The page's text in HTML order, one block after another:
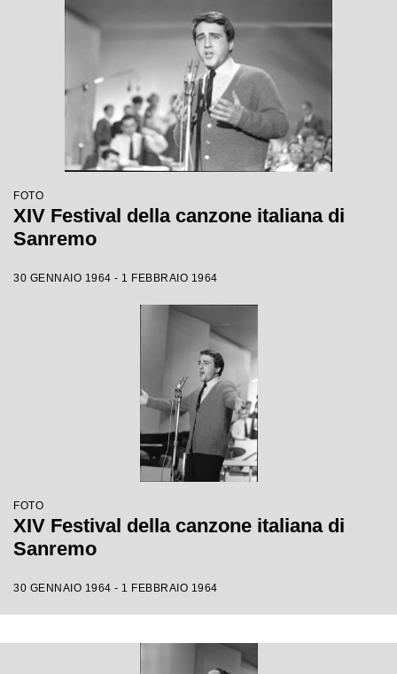
FOTO
XIV Festival della canzone italiana di
Sanremo
30 GENNAIO 1964 - 1 FEBBRAIO 1964
FOTO
XIV Festival della canzone italiana di
Sanremo
30 GENNAIO 1964 - 1 FEBBRAIO 1964